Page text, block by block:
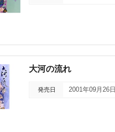
大河の流れ
発売日 2001年09月26日